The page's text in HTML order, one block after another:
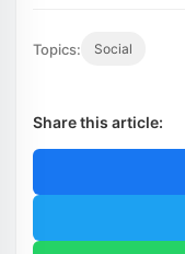
Topics: Social
Share this article: